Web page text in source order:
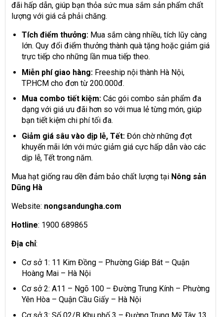
đãi hấp dẫn, giúp bạn thỏa sức mua sắm sản phẩm chất
lượng với giá cả phải chăng.
Tích điểm thưởng:Mua sắm càng nhiều, tích lũy càng
lớn. Quy đổi điểm thưởng thành quà tặng hoặc giảm giá
trực tiếp cho những lần mua tiếp theo.
Miễn phí giao hàng:Freeship nội thành Hà Nội,
TP.HCM cho đơn từ 200.000đ.
Mua combo tiết kiệm:Các gói combo sản phẩm đa
dạng với giá ưu đãi hơn so với mua lẻ từng món, giúp
bạn tiết kiệm chi phí tối đa.
Giảm giá sâu vào dịp lễ, Tết:Đón chờ những đợt
khuyến mãi lớn với mức giảm giá cực hấp dẫn vào các
dịp lễ, Tết trong năm.
Mua hạt giống rau dền đảm bảo chất lượng tại Nông sản
Dũng Hà
Website: nongsandungha.com
Hotline: 1900 689865
Địa chỉ:
Cơ sở 1: 11 Kim Đồng – Phường Giáp Bát – Quận
Hoàng Mai – Hà Nội
Cơ sở 2: A11 – Ngõ 100 – Đường Trung Kính – Phường
Yên Hòa – Quận Cầu Giấy – Hà Nội